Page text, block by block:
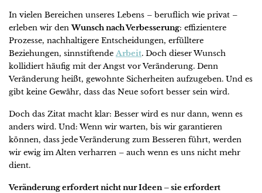
In vielen Bereichen unseres Lebens – beruflich wie privat –
erleben wir denWunsch nach Verbesserung: effizientere
Prozesse, nachhaltigere Entscheidungen, erfülltere
Beziehungen, sinnstiftende Arbeit. Doch dieser Wunsch
kollidiert häufig mit der Angst vor Veränderung. Denn
Veränderung heißt, gewohnte Sicherheiten aufzugeben. Und es
gibt keine Gewähr, dass das Neue sofort besser sein wird.
Doch das Zitat macht klar: Besser wird es nur dann, wenn es
anders wird. Und: Wenn wir warten, bis wir garantieren
können, dass jede Veränderung zum Besseren führt, werden
wir ewig im Alten verharren – auch wenn es uns nicht mehr
dient.
Veränderung erfordert nicht nur Ideen – sie erfordert